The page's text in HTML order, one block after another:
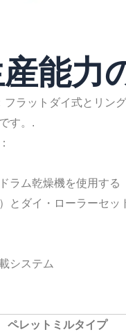
能力
ラットダイ式とリン
す。.
ラム乾燥機を使用する
とダイ・ローラーセッ
システム
ペレットミルタイプ